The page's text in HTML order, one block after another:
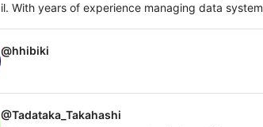
il. With years of experience managing data
@hhibiki
@Tadataka_Takahashi